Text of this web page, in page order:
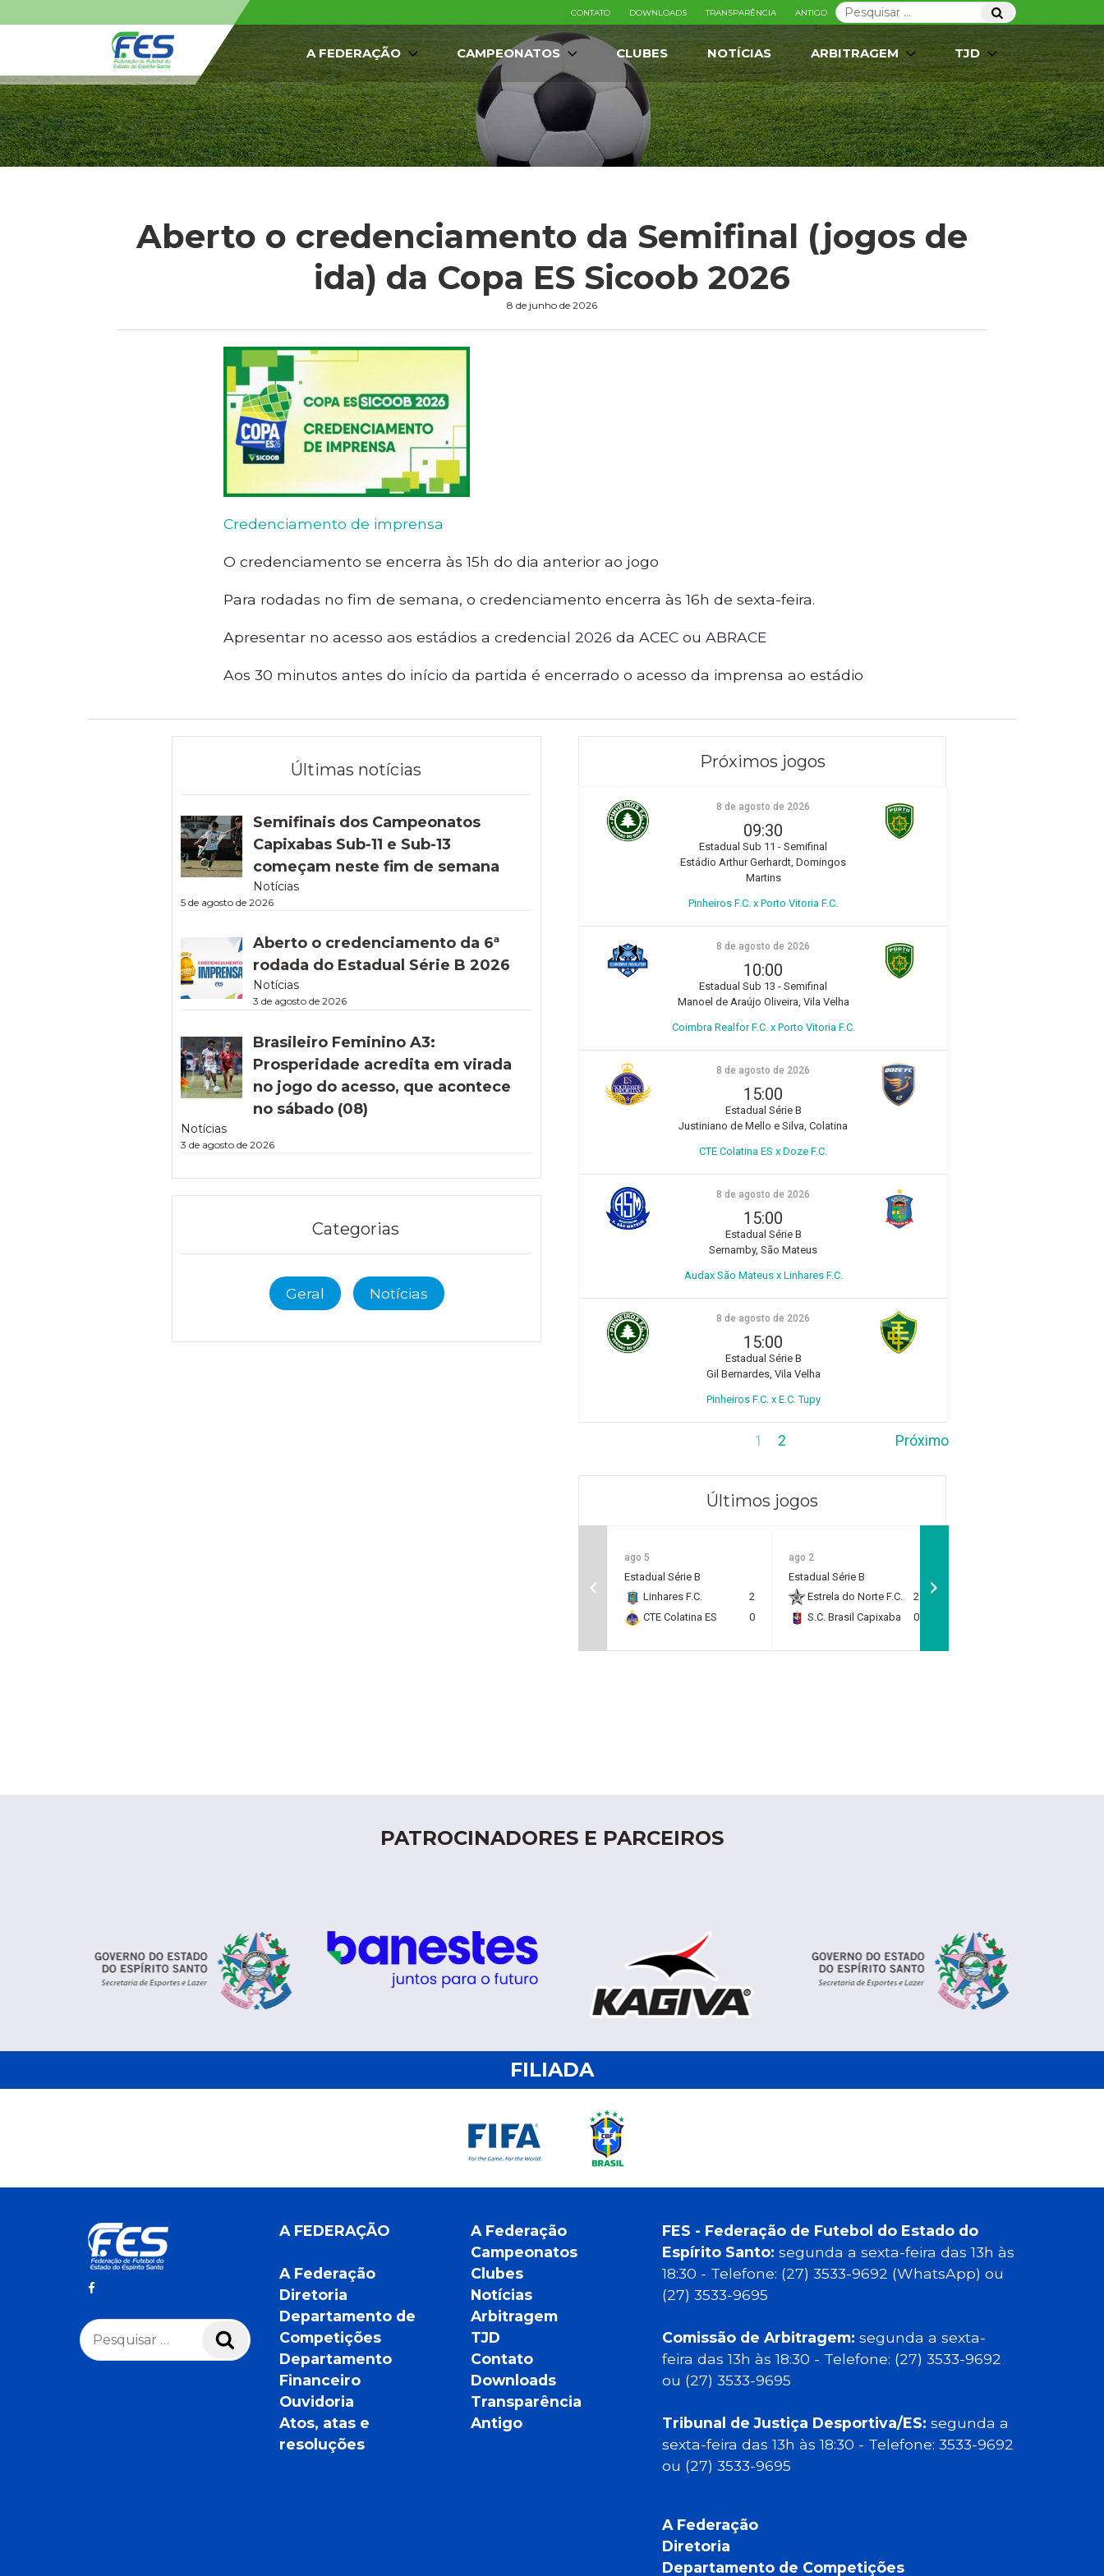
Pesquisar
por:
Pesquisar
CONTATO DOWNLOADS TRANSPARÊNCIA ANTIGO
A FEDERAÇÃO CAMPEONATOS CLUBES NOTÍCIAS ARBITRAGEM TJD
Aberto o credenciamento da Semifinal (jogos de
ida) da Copa ES Sicoob 2026
8 de junho de 2026
Credenciamento de imprensa
O credenciamento se encerra às 15h do dia anterior ao jogo
Para rodadas no fim de semana, o credenciamento encerra às 16h de sexta-feira.
Apresentar no acesso aos estádios a credencial 2026 da ACEC ou ABRACE
Aos 30 minutos antes do início da partida é encerrado o acesso da imprensa ao estádio
Últimas notícias
Semifinais dos Campeonatos
Capixabas Sub-11 e Sub-13
começam neste fim de semana
Notícias
5 de agosto de 2026
Aberto o credenciamento da 6ª
rodada do Estadual Série B 2026
Notícias
3 de agosto de 2026
Brasileiro Feminino A3:
Prosperidade acredita em virada
no jogo do acesso, que acontece
no sábado (08)
Notícias
3 de agosto de 2026
Categorias
Geral Notícias
Próximos jogos
8 de agosto de 2026
09:30
Estadual Sub 11 - Semifinal
Estádio Arthur Gerhardt, Domingos
Martins
Pinheiros F.C. x Porto Vitoria F.C.
8 de agosto de 2026
10:00
Estadual Sub 13 - Semifinal
Manoel de Araújo Oliveira, Vila Velha
Coimbra Realfor F.C. x Porto Vitoria F.C.
8 de agosto de 2026
15:00
Estadual Série B
Justiniano de Mello e Silva, Colatina
CTE Colatina ES x Doze F.C.
8 de agosto de 2026
15:00
Estadual Série B
Sernamby, São Mateus
Audax São Mateus x Linhares F.C.
8 de agosto de 2026
15:00
Estadual Série B
Gil Bernardes, Vila Velha
Pinheiros F.C. x E.C. Tupy
1 2 Próximo
Últimos jogos
ago 5
Estadual Série B
Linhares F.C.
2
CTE Colatina ES
0
ago 2
Estadual Série B
Estrela do Norte F.C.
2
S.C. Brasil Capixaba
0
PATROCINADORES E PARCEIROS
FILIADA
Pesquisar
por:
Pesquisar
A FEDERAÇÃO
A Federação
Diretoria
Departamento de
Competições
Departamento
Financeiro
Ouvidoria
Atos, atas e
resoluções
A Federação
Campeonatos
Clubes
Notícias
Arbitragem
TJD
Contato
Downloads
Transparência
Antigo
FES - Federação de Futebol do Estado do
Espírito Santo: segunda a sexta-feira das 13h às
18:30 - Telefone: (27) 3533-9692 (WhatsApp) ou
(27) 3533-9695
Comissão de Arbitragem: segunda a sexta-
feira das 13h às 18:30 - Telefone: (27) 3533-9692
ou (27) 3533-9695
Tribunal de Justiça Desportiva/ES: segunda a
sexta-feira das 13h às 18:30 - Telefone: 3533-9692
ou (27) 3533-9695
A Federação
Diretoria
Departamento de Competições